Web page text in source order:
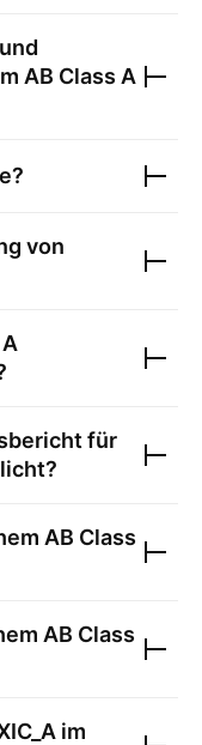
AB Class A
von
für
AB Class
AB Class
im